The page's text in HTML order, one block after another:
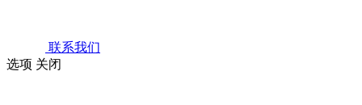
联系我们
选项 关闭